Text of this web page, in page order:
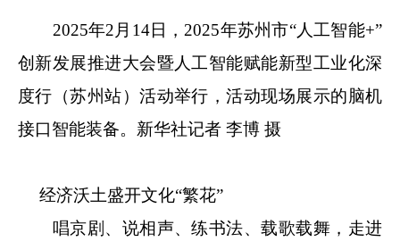
2025年2月14日，2025年苏州市“人工智能+”
创新发展推进大会暨人工智能赋能新型工业化深
度行（苏州站）活动举行，活动现场展示的脑机
接口智能装备。新华社记者 李博 摄
经济沃土盛开文化“繁花”
唱京剧、说相声、练书法、载歌载舞，走进